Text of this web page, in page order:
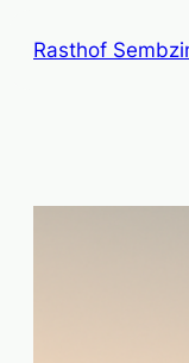
Inhalt
Rasthof